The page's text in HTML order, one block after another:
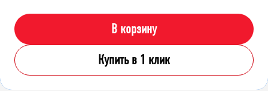
В корзину
Купить в 1 клик